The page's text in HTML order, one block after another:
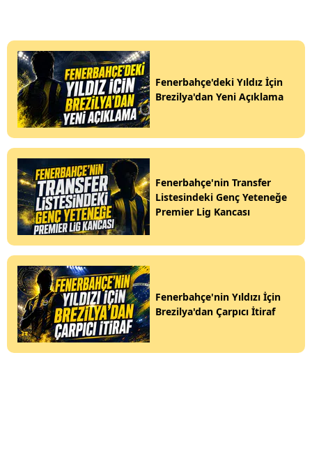
Fenerbahçe'deki Yıldız İçin
Brezilya'dan Yeni Açıklama
Fenerbahçe'nin Transfer
Listesindeki Genç Yeteneğe
Premier Lig Kancası
Fenerbahçe'nin Yıldızı İçin
Brezilya'dan Çarpıcı İtiraf